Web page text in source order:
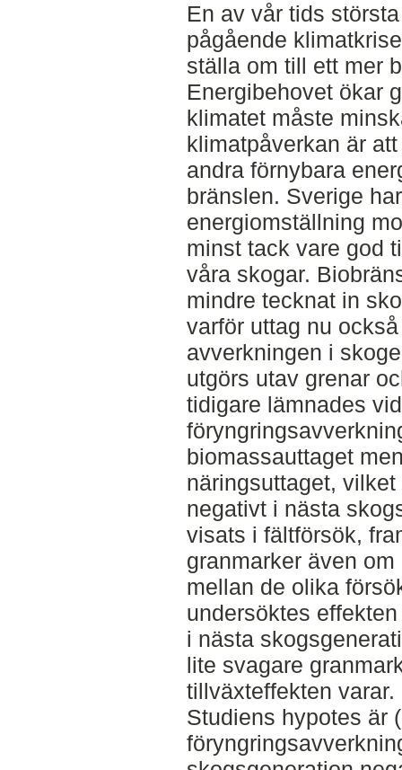
En av vår tids
pågående
ställa om till ett mer
Energibehovet ökar
klimatet måste
klimatpåverkan är
andra förnybara
bränslen. Sverige
energiomställning
minst tack vare god
våra skogar.
mindre tecknat in
varför uttag nu
avverkningen i
utgörs utav grenar
tidigare lämnades
biomassauttaget
näringsuttaget,
negativt i nästa
visats i fältförsök,
granmarker även
mellan de olika
undersöktes
i nästa
lite svagare
tillväxteffekten varar.
Studiens hypotes är